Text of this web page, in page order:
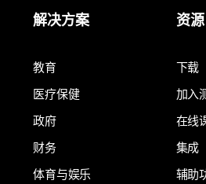
解决方案
教育
医疗保健
政府
财务
体育与娱乐
资源
下载
加入
在线
集成
辅助